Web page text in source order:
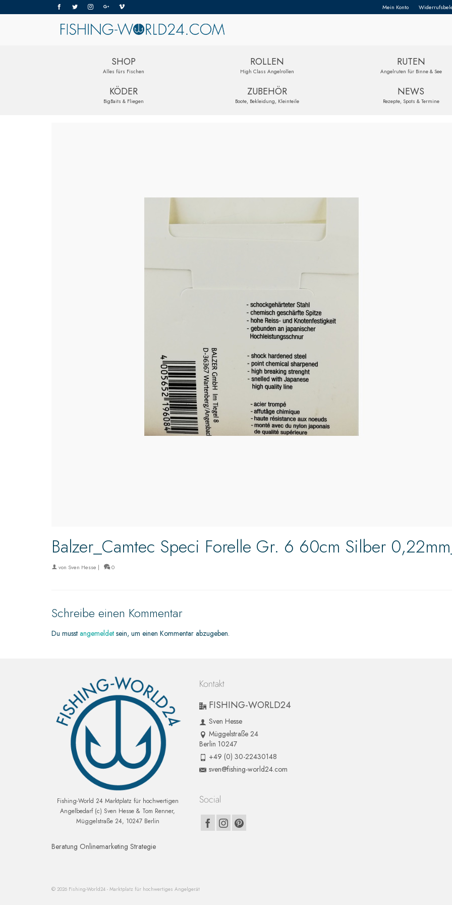
Mein Konto
SHOP
Alles fürs Fischen
ROLLEN
High Class Angelrollen
RUTEN
Angelruten für Binne & See
KÖDER
BigBaits & Fliegen
ZUBEHÖR
Boote, Bekleidung, Kleinteile
NEWS
Rezepte, Spots & Termine
Balzer_Camtec Speci Forelle Gr. 6 60cm Silber
von Sven Hesse | 0
Schreibe einen Kommentar
Du musst angemeldet sein, um einen Kommentar abzugeben.
Fishing-World 24 Marktplatz für hochwertigen
Angelbedarf (c) Sven Hesse & Tom Renner,
Müggelstraße 24, 10247 Berlin
Beratung Onlinemarketing Strategie
Kontakt
FISHING-WORLD24
Sven Hesse
Müggelstraße 24
Berlin 10247
+49 (0) 30-22430148
sven@fishing-world24.com
Social
© 2026 Fishing-World24 - Marktplatz für hochwertiges Angelgerät